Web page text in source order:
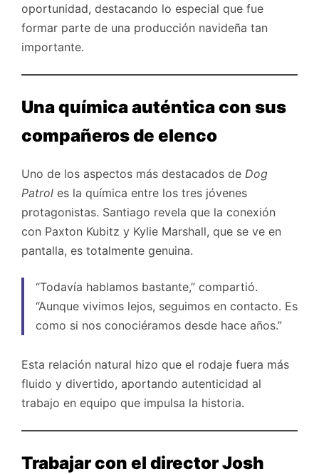
oportunidad, destacando lo especial que fue
formar parte de una producción navideña tan
importante.
Una química auténtica con sus
compañeros de elenco
Uno de los aspectos más destacados de Dog
Patrol es la química entre los tres jóvenes
protagonistas. Santiago revela que la conexión
con Paxton Kubitz y Kylie Marshall, que se ve en
pantalla, es totalmente genuina.
“Todavía hablamos bastante,” compartió.
“Aunque vivimos lejos, seguimos en contacto. Es
como si nos conociéramos desde hace años.”
Esta relación natural hizo que el rodaje fuera más
fluido y divertido, aportando autenticidad al
trabajo en equipo que impulsa la historia.
Trabajar con el director Josh